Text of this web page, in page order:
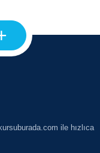
ile hızlıca